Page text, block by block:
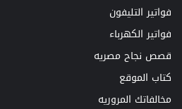
فواتير التليفون
فواتير الكهرباء
قصص نجاح مصريه
كتاب الموقع
مخالفاتك المروريه